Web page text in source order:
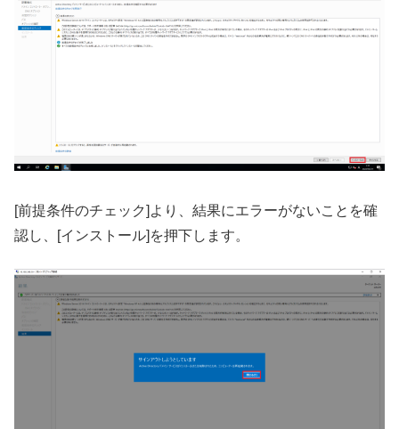
[前提条件のチェック]より、結果にエラーがないことを確
認し、[インストール]を押下します。